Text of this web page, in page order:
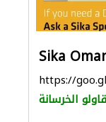
Sika
الخرسانة